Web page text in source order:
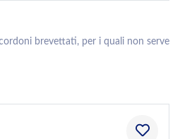
brevettati, per i quali non serve